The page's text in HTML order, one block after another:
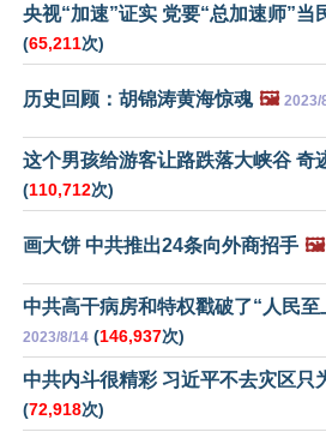
央视“加速”证实 党要“总加速师”当
(65,211次)
历史回顾：胡锦涛黄海惊魂 🖼️ 2023/
这个男孩给游客让路跌落大峡谷 奇
(110,712次)
画大饼 中共推出24条向外商招手 🖼️
中共高干病房和特权戳破了“人民至
2023/8/14 (146,937次)
中共内斗很精彩 习近平不去灾区只
(72,918次)